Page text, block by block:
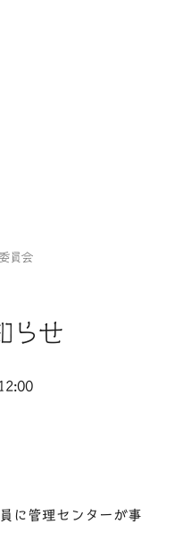
員会
らせ
に管理センターが事